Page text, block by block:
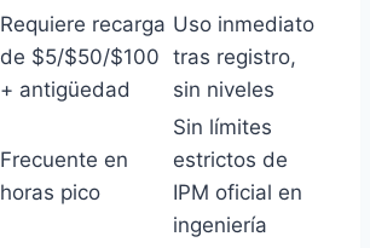
Requiere recarga
de $5/$50/$100
+ antigüedad
Uso inmediato
tras registro,
sin niveles
Frecuente en
horas pico
Sin límites
estrictos de
IPM oficial en
ingeniería